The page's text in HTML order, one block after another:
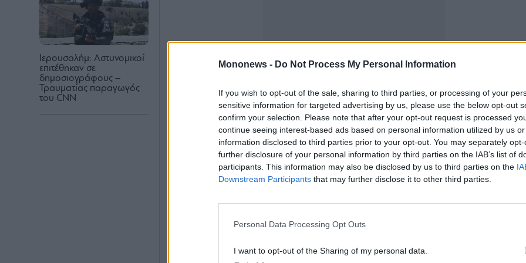
Mononews - Do Not Process My Personal Information
If you wish to opt-out of the sale, sharing to third parties, or processing of your
sensitive information for targeted advertising by us, please use the below opt-out
confirm your selection. Please note that after your opt-out request is processed
continue seeing interest-based ads based on personal information utilized by us
information disclosed to third parties prior to your opt-out. You may separately
further disclosure of your personal information by third parties on the IAB’s list of
participants. This information may also be disclosed by us to third parties on the
Downstream Participants that may further disclose it to other third parties.
Personal Data Processing Opt Outs
I want to opt-out of the Sharing of my personal data.
Ιερουσαλήμ: Αστυνομικοί
επιτέθηκαν σε
δημοσιογράφους –
Τραυματίας παραγωγός
του CNN